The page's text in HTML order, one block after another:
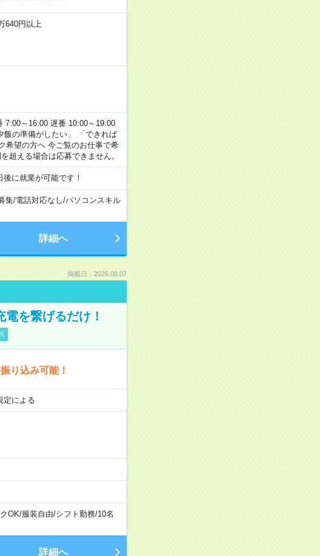
円以上
7:00～16:00 遅番 10:00～19:00
飯の準備がしたい」 「できれば
希望の方へ 今ご覧のお仕事で希
超える場合は応募できません。
に就業が可能です！
集/電話対応なし/パソコンスキル
詳細へ
掲載日：2026.08.07
を繋げるだけ！
り込み可能！
による
OK/服装自由/シフト勤務/10名
詳細へ